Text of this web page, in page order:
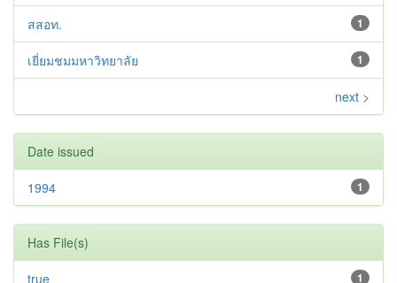
1
สสอท.
1
เยี่ยมชมมหาวิทยาลัย
next >
Date issued
1
1994
Has File(s)
1
true